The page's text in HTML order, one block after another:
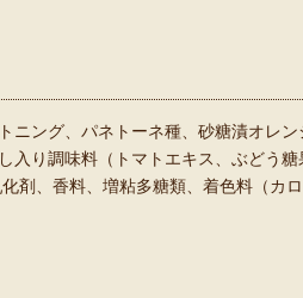
ング、パネトーネ種、砂糖漬オレン
り調味料（トマトエキス、ぶどう
、香料、増粘多糖類、着色料（カ